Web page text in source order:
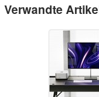
Verwandte